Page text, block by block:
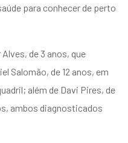
para conhecer de perto
de 3 anos, que
Salomão, de 12 anos, em
além de Davi Pires, de
ambos diagnosticados